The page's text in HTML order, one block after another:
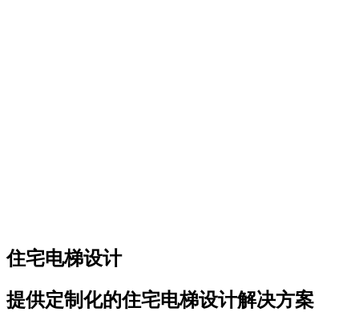
住宅电梯设计
提供定制化的住宅电梯设计解决方案